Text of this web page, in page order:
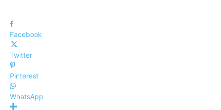
Facebook
Twitter
Pinterest
WhatsApp